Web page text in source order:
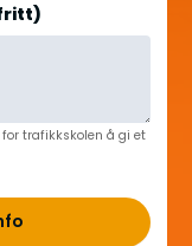
trafikkskolen å gi et